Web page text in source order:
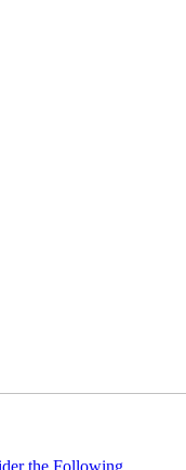
the Following